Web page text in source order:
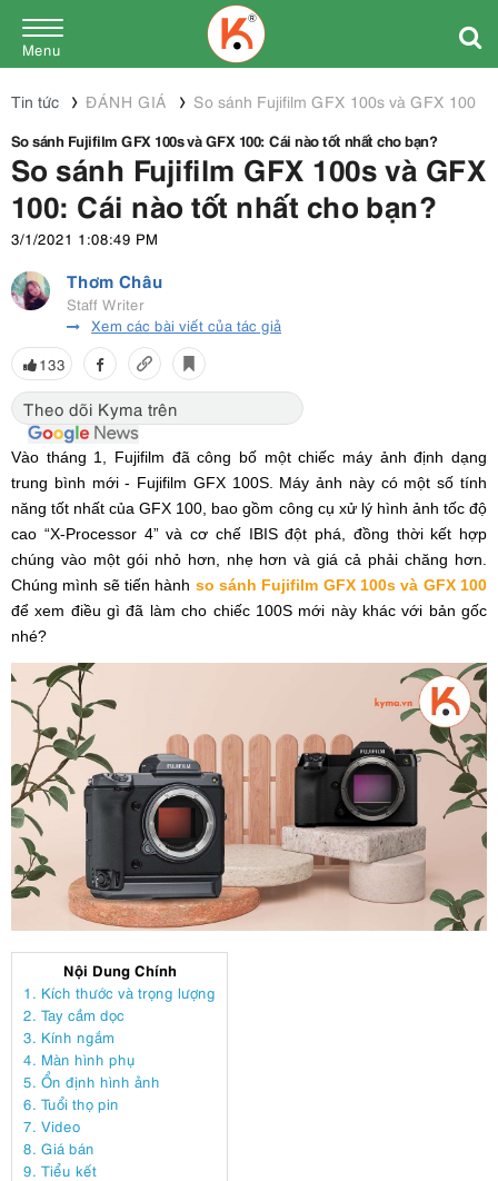
Menu
Tin tức ĐÁNH GIÁ
So sánh Fujifilm GFX 100s và GFX 100:
So sánh Fujifilm GFX 100s và GFX 100: Cái nào tốt nhất cho bạn?
So sánh Fujifilm GFX 100s và GFX
100: Cái nào tốt nhất cho bạn?
3/1/2021 1:08:49 PM
Thơm Châu
Staff Writer
Xem các bài viết của tác giả
133
Theo dõi Kyma trên
Vào tháng 1, Fujifilm đã công bố một chiếc máy ảnh định dạng
trung bình mới - Fujifilm GFX 100S. Máy ảnh này có một số tính
năng tốt nhất của GFX 100, bao gồm công cụ xử lý hình ảnh tốc độ
cao “X-Processor 4” và cơ chế IBIS đột phá, đồng thời kết hợp
chúng vào một gói nhỏ hơn, nhẹ hơn và giá cả phải chăng hơn.
Chúng mình sẽ tiến hành so sánh Fujifilm GFX 100s và GFX 100
để xem điều gì đã làm cho chiếc 100S mới này khác với bản gốc
nhé?
Nội Dung Chính
1. Kích thước và trọng lượng
2. Tay cầm dọc
3. Kính ngắm
4. Màn hình phụ
5. Ổn định hình ảnh
6. Tuổi thọ pin
7. Video
8. Giá bán
9. Tiểu kết